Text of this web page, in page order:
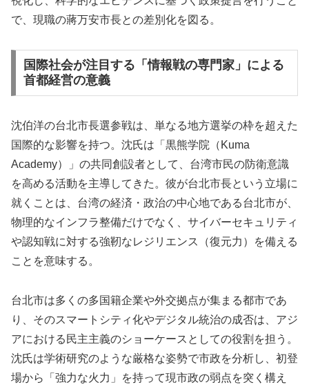
で、現職の蔣万安市長との差別化を図る。
国際社会が注目する「情報戦の専門家」による
首都経営の意義
沈伯洋の台北市長選参戦は、単なる地方選挙の枠を超えた
国際的な影響を持つ。沈氏は「黒熊学院（Kuma
Academy）」の共同創設者として、台湾市民の防衛意識
を高める活動を主導してきた。彼が台北市長という立場に
就くことは、台湾の経済・政治の中心地である台北市が、
物理的なインフラ整備だけでなく、サイバーセキュリティ
や認知戦に対する強靭なレジリエンス（復元力）を備える
ことを意味する。
台北市は多くの多国籍企業や外交拠点が集まる都市であ
り、そのスマートシティ化やデジタル統治の成否は、アジ
アにおける民主主義のショーケースとしての役割を担う。
沈氏は学術研究のような厳格な姿勢で市政を分析し、初登
場から「強力な火力」を持って現市政の弱点を突く構え